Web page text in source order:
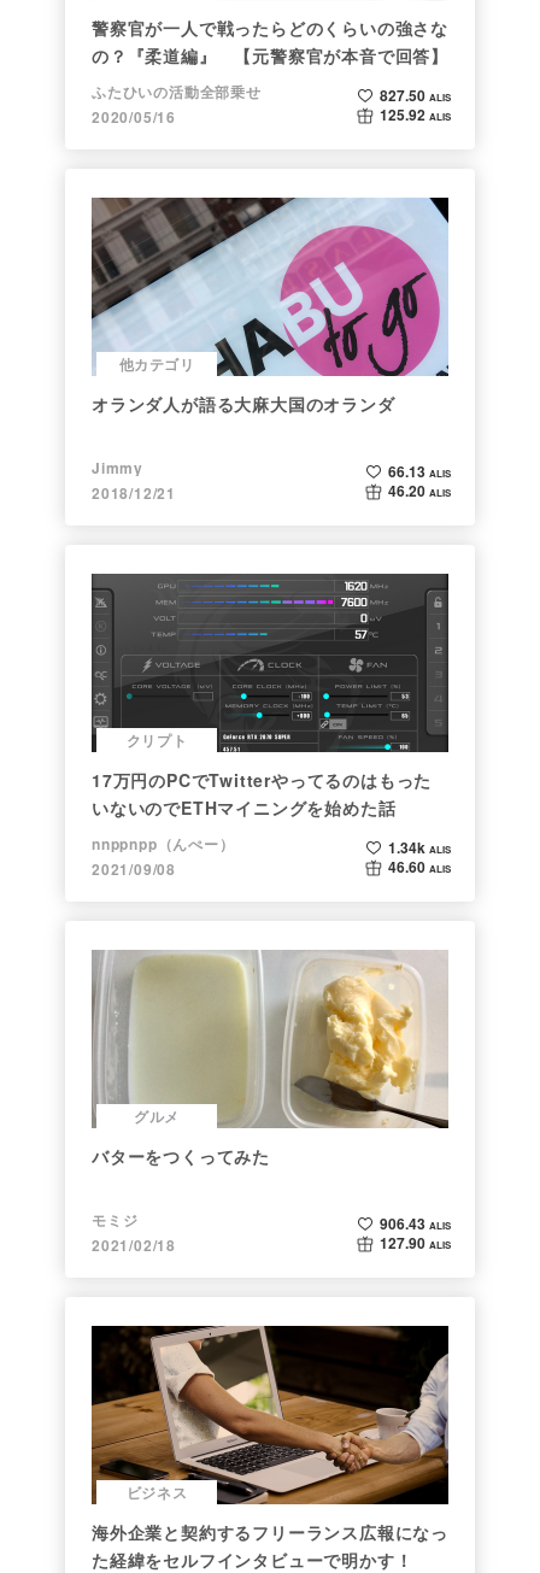
警察官が一人で戦ったらどのくらいの強さな
の？『柔道編』 【元警察官が本音で回答】
ふたひいの活動全部乗せ
2020/05/16
827.50 ALIS
125.92 ALIS
他カテゴリ
オランダ人が語る大麻大国のオランダ
Jimmy
2018/12/21
66.13 ALIS
46.20 ALIS
クリプト
17万円のPCでTwitterやってるのはもった
いないのでETHマイニングを始めた話
nnppnpp（んぺー）
2021/09/08
1.34k ALIS
46.60 ALIS
グルメ
バターをつくってみた
モミジ
2021/02/18
906.43 ALIS
127.90 ALIS
ビジネス
海外企業と契約するフリーランス広報になっ
た経緯をセルフインタビューで明かす！